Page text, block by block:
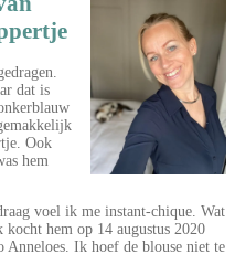
dat is
Ook
hem
voel ik me instant-chique. Wat
hem op 14 augustus 2020
Ik hoef de blouse niet te